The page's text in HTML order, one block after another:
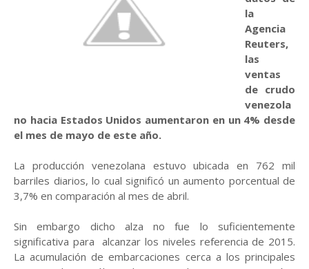
la
Agencia
Reuters,
las
ventas
de crudo
venezola
no hacia Estados Unidos aumentaron en un 4% desde
el mes de mayo de este año.
La producción venezolana estuvo ubicada en 762 mil
barriles diarios, lo cual significó un aumento porcentual de
3,7% en comparación al mes de abril.
Sin embargo dicho alza no fue lo suficientemente
significativa para alcanzar los niveles referencia de 2015.
La acumulación de embarcaciones cerca a los principales